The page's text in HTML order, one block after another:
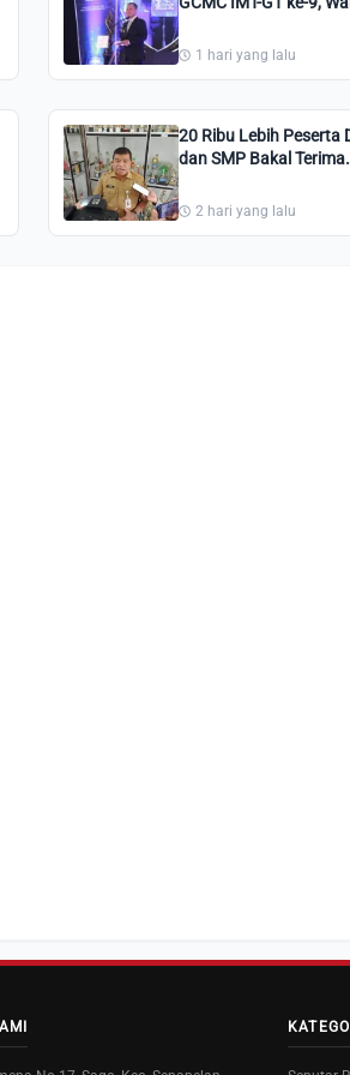
Green City
1 hari yang lalu
20 Ribu Lebih Peserta
dan SMP Bakal Terima
Pekanbaru
2 hari yang lalu